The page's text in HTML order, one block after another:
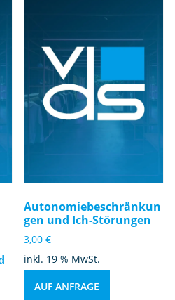
Autonomiebeschränkun
gen und Ich-Störungen
3,00€
inkl. 19 % MwSt.
AUF ANFRAGE